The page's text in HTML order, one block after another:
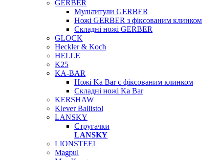
GERBER
Мультитули GERBER
Ножі GERBER з фіксованим клинком
Складні ножі GERBER
GLOCK
Heckler & Koch
HELLE
K25
KA-BAR
Ножі Ka Bar c фіксованим клинком
Складні ножі Ka Bar
KERSHAW
Klever Ballistol
LANSKY
Стругачки
LANSKY
LIONSTEEL
Magpul